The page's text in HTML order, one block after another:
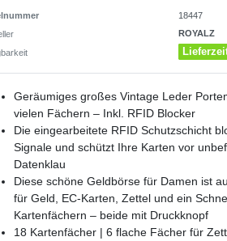
18447
ROYALZ
Geräumiges großes Vintage Leder
vielen Fächern – Inkl. RFID Blocker
Die eingearbeitete RFID Schutzschicht
Signale und schützt Ihre Karten vor
Datenklau
Diese schöne Geldbörse für Damen ist
für Geld, EC-Karten, Zettel und ein
Kartenfächern – beide mit Druckknopf
18 Kartenfächer | 6 flache Fächer für